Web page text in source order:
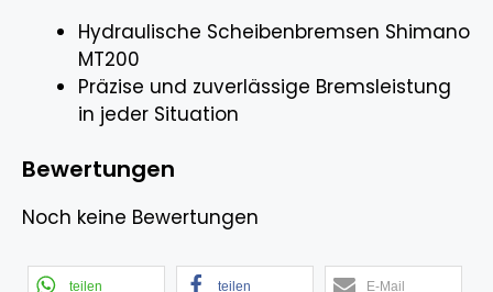
Hydraulische Scheibenbremsen Shimano
MT200
Präzise und zuverlässige Bremsleistung
in jeder Situation
Bewertungen
Noch keine Bewertungen
teilen teilen E-Mail